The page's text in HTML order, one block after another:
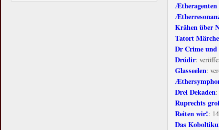
Ætheragenten
Krähen über
Tatort
Dr Crime und
Drúdir:
Glasseelen:
Drei Dekaden
Ruprechts
Reiten wir!:
Das